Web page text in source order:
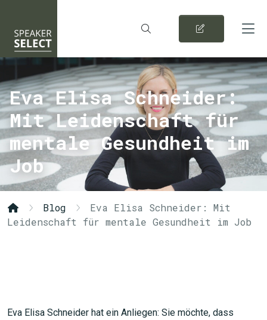
Eva Elisa Schneider:
Mit Leidenschaft für
mentale Gesundheit im
Job
Blog
Eva Elisa Schneider: Mit
Leidenschaft für mentale Gesundheit im Job
Eva Elisa Schneider hat ein Anliegen: Sie möchte, dass